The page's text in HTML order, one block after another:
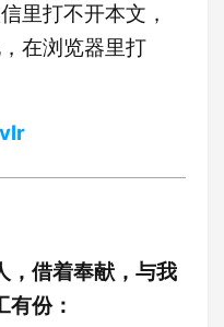
里打不开本文，
在浏览器里打
，借着奉献，与我
有份：